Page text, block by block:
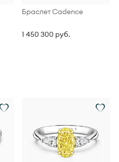
Браслет Cadence
1 450 300 руб.